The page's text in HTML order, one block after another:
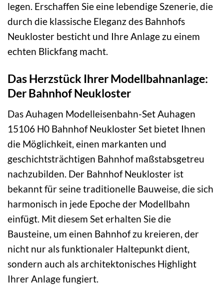
legen. Erschaffen Sie eine lebendige Szenerie, die
durch die klassische Eleganz des Bahnhofs
Neukloster besticht und Ihre Anlage zu einem
echten Blickfang macht.
Das Herzstück Ihrer Modellbahnanlage:
Der Bahnhof Neukloster
Das Auhagen Modelleisenbahn-Set Auhagen
15106 H0 Bahnhof Neukloster Set bietet Ihnen
die Möglichkeit, einen markanten und
geschichtsträchtigen Bahnhof maßstabsgetreu
nachzubilden. Der Bahnhof Neukloster ist
bekannt für seine traditionelle Bauweise, die sich
harmonisch in jede Epoche der Modellbahn
einfügt. Mit diesem Set erhalten Sie die
Bausteine, um einen Bahnhof zu kreieren, der
nicht nur als funktionaler Haltepunkt dient,
sondern auch als architektonisches Highlight
Ihrer Anlage fungiert.